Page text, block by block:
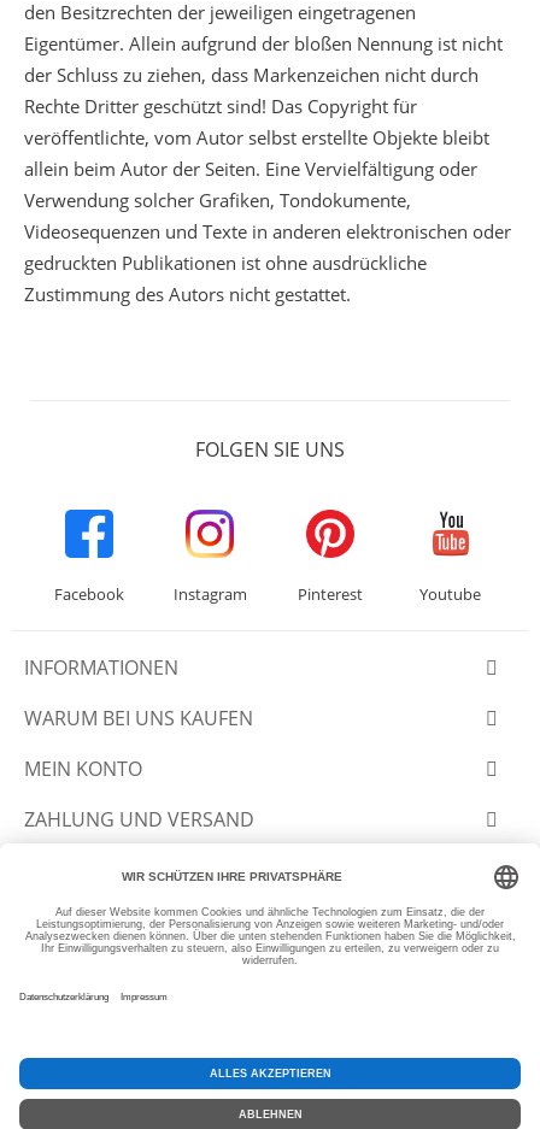
den Besitzrechten der jeweiligen eingetragenen
Eigentümer. Allein aufgrund der bloßen Nennung ist nicht
der Schluss zu ziehen, dass Markenzeichen nicht durch
Rechte Dritter geschützt sind! Das Copyright für
veröffentlichte, vom Autor selbst erstellte Objekte bleibt
allein beim Autor der Seiten. Eine Vervielfältigung oder
Verwendung solcher Grafiken, Tondokumente,
Videosequenzen und Texte in anderen elektronischen oder
gedruckten Publikationen ist ohne ausdrückliche
Zustimmung des Autors nicht gestattet.
FOLGEN SIE UNS
Facebook Instagram Pinterest Youtube
INFORMATIONEN
WARUM BEI UNS KAUFEN
MEIN KONTO
ZAHLUNG UND VERSAND